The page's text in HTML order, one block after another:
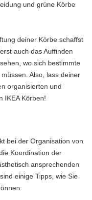
und grüne Körbe
deiner Körbe schaffst
auch das Auffinden
wo sich bestimmte
Also, lass deiner
organisierten und
IKEA Körben!
bei der Organisation von
Koordination der
ansprechenden
einige Tipps, wie Sie